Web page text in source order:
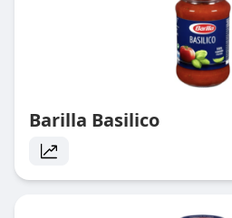
Barilla Basilico